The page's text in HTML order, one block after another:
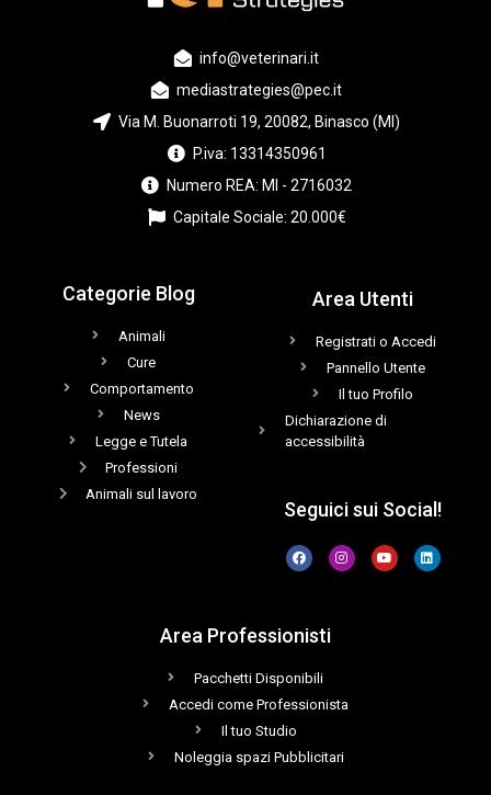
info@veterinari.it
mediastrategies@pec.it
Via M. Buonarroti 19, 20082, Binasco (MI)
P.iva: 13314350961
Numero REA: MI - 2716032
Capitale Sociale: 20.000€
Categorie Blog
Animali
Cure
Comportamento
News
Legge e Tutela
Professioni
Animali sul lavoro
Area Utenti
Registrati o Accedi
Pannello Utente
Il tuo Profilo
Dichiarazione di
accessibilità
Seguici sui Social!
Area Professionisti
Pacchetti Disponibili
Accedi come Professionista
Il tuo Studio
Noleggia spazi Pubblicitari